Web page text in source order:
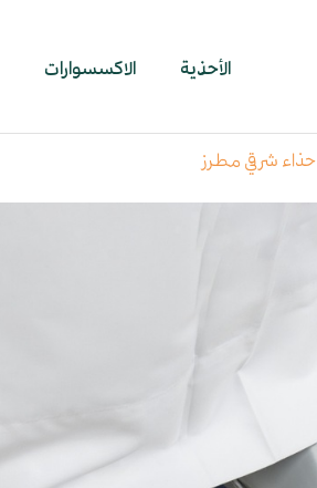
الأحذية الاكسسوارات
حذاء شرقي مطرز